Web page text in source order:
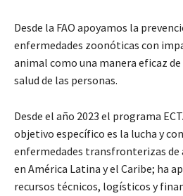
Desde la FAO apoyamos la
enfermedades zoonóticas con
animal como una manera eficaz
salud de las personas.
Desde el año 2023 el programa
objetivo específico es la lucha y
enfermedades transfronterizas de
en América Latina y el Caribe; ha
recursos técnicos, logísticos y